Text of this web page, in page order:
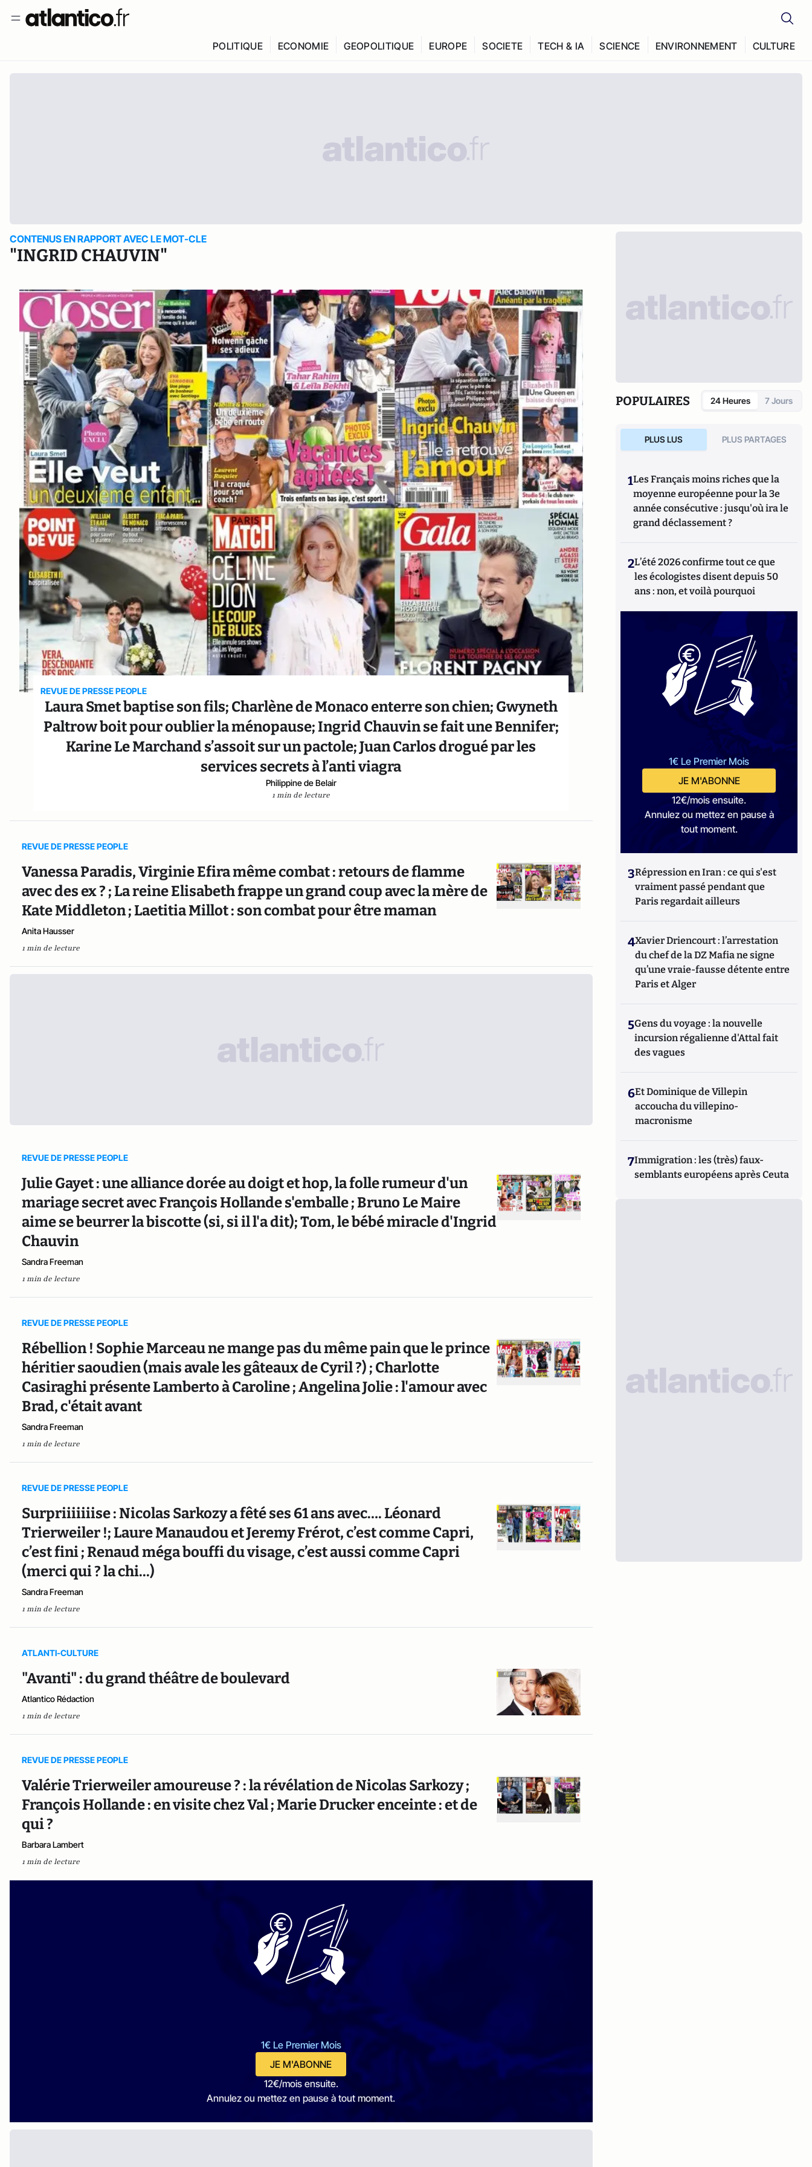
POLITIQUE ECONOMIE GEOPOLITIQUE EUROPE SOCIETE TECH & IA SCIENCE ENVIRONNEMENT CULTURE
CONTENUS EN RAPPORT AVEC LE MOT-CLE
"INGRID CHAUVIN"
REVUE DE PRESSE PEOPLE
Laura Smet baptise son fils; Charlène de Monaco enterre son chien; Gwyneth
Paltrow boit pour oublier la ménopause; Ingrid Chauvin se fait une Bennifer;
Karine Le Marchand s’assoit sur un pactole; Juan Carlos drogué par les
services secrets à l’anti viagra
Philippine de Belair
1 min de lecture
REVUE DE PRESSE PEOPLE
Vanessa Paradis, Virginie Efira même combat : retours de flamme
avec des ex ? ; La reine Elisabeth frappe un grand coup avec la mère de
Kate Middleton ; Laetitia Millot : son combat pour être maman
Anita Hausser
1 min de lecture
REVUE DE PRESSE PEOPLE
Julie Gayet : une alliance dorée au doigt et hop, la folle rumeur d'un
mariage secret avec François Hollande s'emballe ; Bruno Le Maire
aime se beurrer la biscotte (si, si il l'a dit); Tom, le bébé miracle d'Ingrid
Chauvin
Sandra Freeman
1 min de lecture
REVUE DE PRESSE PEOPLE
Rébellion ! Sophie Marceau ne mange pas du même pain que le prince
héritier saoudien (mais avale les gâteaux de Cyril ?) ; Charlotte
Casiraghi présente Lamberto à Caroline ; Angelina Jolie : l'amour avec
Brad, c'était avant
Sandra Freeman
1 min de lecture
REVUE DE PRESSE PEOPLE
Surpriiiiiiise : Nicolas Sarkozy a fêté ses 61 ans avec…. Léonard
Trierweiler !; Laure Manaudou et Jeremy Frérot, c’est comme Capri,
c’est fini ; Renaud méga bouffi du visage, c’est aussi comme Capri
(merci qui ? la chi...)
Sandra Freeman
1 min de lecture
ATLANTI-CULTURE
"Avanti" : du grand théâtre de boulevard
Atlantico Rédaction
1 min de lecture
REVUE DE PRESSE PEOPLE
Valérie Trierweiler amoureuse ? : la révélation de Nicolas Sarkozy ;
François Hollande : en visite chez Val ; Marie Drucker enceinte : et de
qui ?
Barbara Lambert
1 min de lecture
1€ Le Premier Mois
JE M'ABONNE
12€/mois ensuite.
Annulez ou mettez en pause à tout moment.
POPULAIRES 24 Heures 7 Jours
PLUS LUS PLUS PARTAGES
1Les Français moins riches que la
moyenne européenne pour la 3e
année consécutive : jusqu'où ira le
grand déclassement ?
2L’été 2026 confirme tout ce que
les écologistes disent depuis 50
ans : non, et voilà pourquoi
1€ Le Premier Mois
JE M'ABONNE
12€/mois ensuite.
Annulez ou mettez en pause à
tout moment.
3Répression en Iran : ce qui s'est
vraiment passé pendant que
Paris regardait ailleurs
4Xavier Driencourt : l’arrestation
du chef de la DZ Mafia ne signe
qu’une vraie-fausse détente entre
Paris et Alger
5Gens du voyage : la nouvelle
incursion régalienne d'Attal fait
des vagues
6Et Dominique de Villepin
accoucha du villepino-
macronisme
7Immigration : les (très) faux-
semblants européens après Ceuta